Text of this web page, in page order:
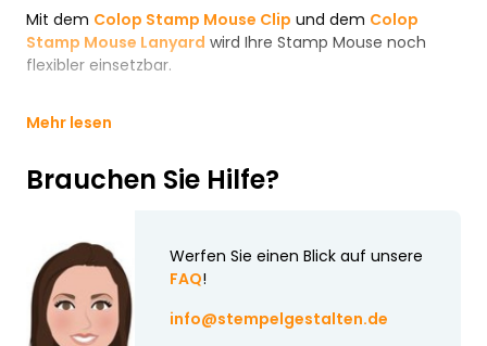
Mit dem Colop Stamp Mouse Clip und dem Colop
Stamp Mouse Lanyard wird Ihre Stamp Mouse noch
flexibler einsetzbar.
Mehr lesen
Brauchen Sie Hilfe?
Werfen Sie einen Blick auf unsere
FAQ!
info@stempelgestalten.de